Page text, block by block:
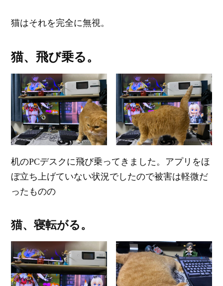
猫はそれを完全に無視。
猫、飛び乗る。
机のPCデスクに飛び乗ってきました。アプリをほ
ぼ立ち上げていない状況でしたので被害は軽微だ
ったものの
猫、寝転がる。